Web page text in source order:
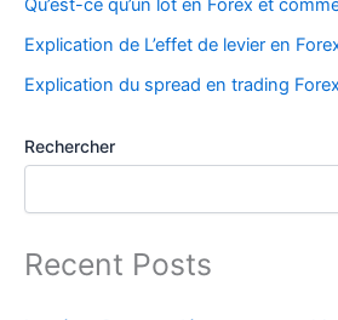
Qu’est-ce qu’un lot en Forex et
Explication de L’effet de levier en
Explication du spread en trading
Rechercher
Recent Posts